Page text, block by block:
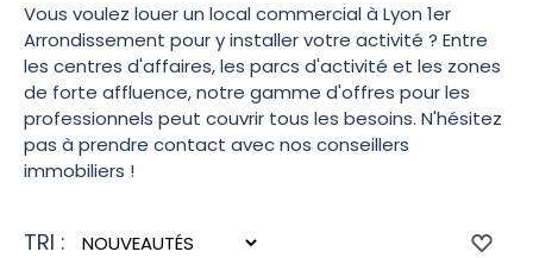
Vous voulez louer un local commercial à Lyon 1er
Arrondissement pour y installer votre activité ? Entre
les centres d'affaires, les parcs d'activité et les zones
de forte affluence, notre gamme d'offres pour les
professionnels peut couvrir tous les besoins. N'hésitez
pas à prendre contact avec nos conseillers
immobiliers !
TRI :